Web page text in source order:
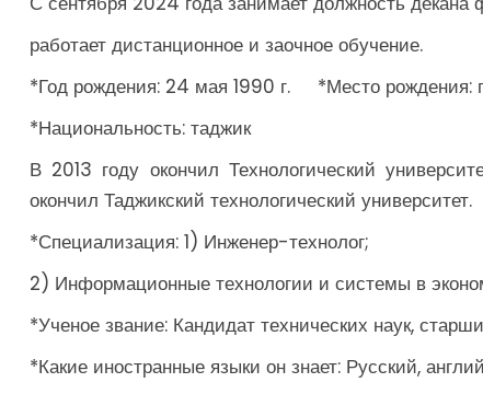
работает дистанционное и заочное обучение.
*Год рождения: 24 мая 1990 г. *Место рождения:
*Национальность: таджик
В 2013 году окончил Технологический
окончил Таджикский технологический университет.
*Специализация: 1) Инженер-технолог;
2) Информационные технологии и системы в
*Ученое звание: Кандидат технических наук,
*Какие иностранные языки он знает: Русский,